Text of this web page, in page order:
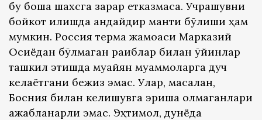
бу бошқа шахсга зарар етказмаса. Учрашувни
бойкот қилишда қандайдир мантиқ бўлиши ҳам
мумкин. Россия терма жамоаси Марказий
Осиёдан бўлмаган рақиблар билан ўйинлар
ташкил этишда муайян муаммоларга дуч
келаётгани бежиз эмас. Улар, масалан,
Босния билан келишувга эриша олмаганлари
ажабланарли эмас. Эҳтимол, дунёда